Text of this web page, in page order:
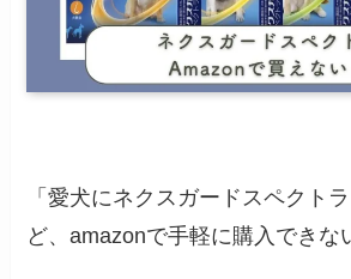
「愛犬にネクスガードスペクト
ど、amazonで手軽に購入できな